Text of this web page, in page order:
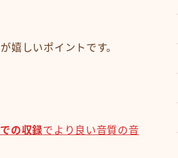
嬉しいポイントです。
の収録でより良い音質の音